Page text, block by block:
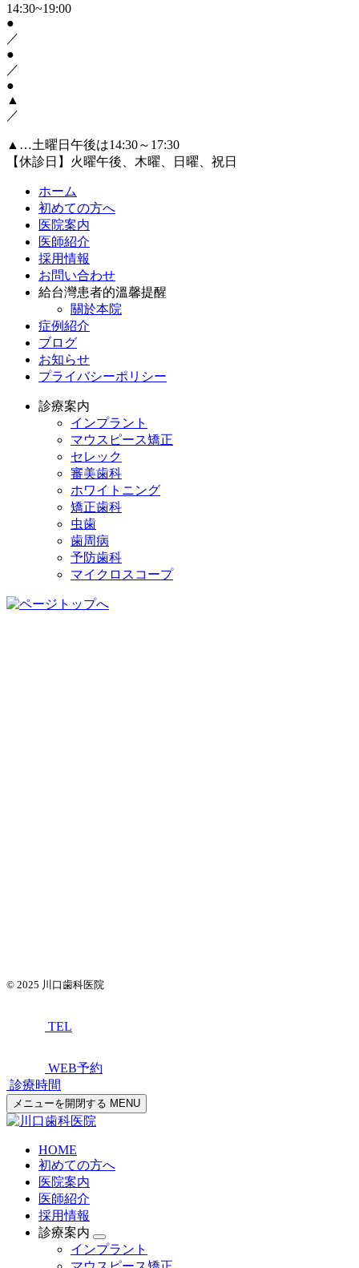
14:30~19:00
●
／
●
／
●
▲
／
▲…土曜日午後は14:30～17:30
【休診日】火曜午後、木曜、日曜、祝日
ホーム
初めての方へ
医院案内
医師紹介
採用情報
お問い合わせ
給台灣患者的溫馨提醒
關於本院
症例紹介
ブログ
お知らせ
プライバシーポリシー
診療案内
インプラント
マウスピース矯正
セレック
審美歯科
ホワイトニング
矯正歯科
虫歯
歯周病
予防歯科
マイクロスコープ
© 2025 川口歯科医院
TEL
WEB予約
診療時間
メニューを開閉する MENU
HOME
初めての方へ
医院案内
医師紹介
採用情報
診療案内
インプラント